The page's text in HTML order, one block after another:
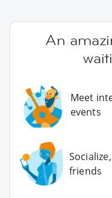
An
Meet
events
friends